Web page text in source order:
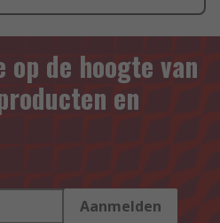
op de hoogte van
en
Aanmelden